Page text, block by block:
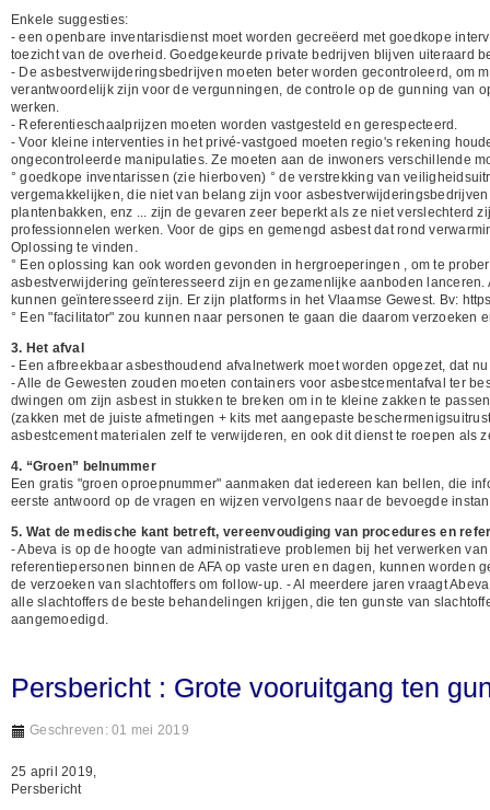
Enkele suggesties:
- een openbare inventarisdienst moet worden gecreëerd met goedkope
toezicht van de overheid. Goedgekeurde private bedrijven blijven uiteraard
- De asbestverwijderingsbedrijven moeten beter worden gecontroleerd, om
verantwoordelijk zijn voor de vergunningen, de controle op de gunning van
werken.
- Referentieschaalprijzen moeten worden vastgesteld en gerespecteerd.
- Voor kleine interventies in het privé-vastgoed moeten regio's rekening
ongecontroleerde manipulaties. Ze moeten aan de inwoners verschillende
° goedkope inventarissen (zie hierboven) ° de verstrekking van
vergemakkelijken, die niet van belang zijn voor
plantenbakken, enz ... zijn de gevaren zeer beperkt als ze niet verslechterd
professionnelen werken. Voor de gips en gemengd asbest dat rond
Oplossing te vinden.
° Een oplossing kan ook worden gevonden in hergroeperingen , om te
asbestverwijdering geïnteresseerd zijn en gezamenlijke aanboden
kunnen geïnteresseerd zijn. Er zijn platforms in het Vlaamse Gewest. Bv:
° Een "facilitator" zou kunnen naar personen te gaan die daarom verzoeken
3. Het afval
- Een afbreekbaar asbesthoudend afvalnetwerk moet worden opgezet, dat
- Alle de Gewesten zouden moeten containers voor asbestcementafval ter
dwingen om zijn asbest in stukken te breken om in te kleine zakken te
(zakken met de juiste afmetingen + kits met aangepaste
asbestcement materialen zelf te verwijderen, en ook dit dienst te roepen als
4. “Groen” belnummer
Een gratis "groen oproepnummer" aanmaken dat iedereen kan bellen, die
eerste antwoord op de vragen en wijzen vervolgens naar de bevoegde
5. Wat de medische kant betreft, vereenvoudiging van procedures en
- Abeva is op de hoogte van administratieve problemen bij het verwerken
referentiepersonen binnen de AFA op vaste uren en dagen, kunnen
de verzoeken van slachtoffers om follow-up. - Al meerdere jaren vraagt
alle slachtoffers de beste behandelingen krijgen, die ten gunste van
aangemoedigd.
Persbericht : Grote vooruitgang ten
Geschreven: 01 mei 2019
25 april 2019,
Persbericht